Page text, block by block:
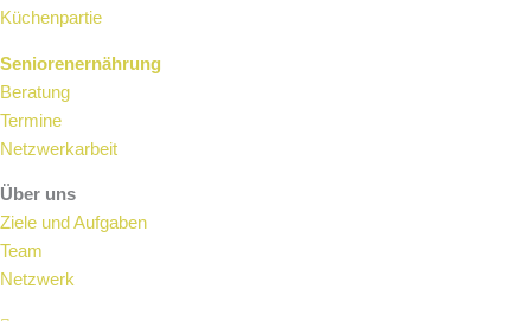
Küchenpartie
Seniorenernährung
Beratung
Termine
Netzwerkarbeit
Über uns
Ziele und Aufgaben
Team
Netzwerk